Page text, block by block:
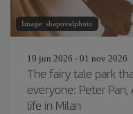
Image: shapovalphoto
19 jun 2026 - 01 nov 2026
The fairy tale park
everyone: Peter
life in Milan